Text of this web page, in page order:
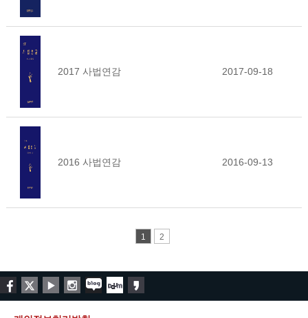
2017 사법연감 2017-09-18
2016 사법연감 2016-09-13
1 2